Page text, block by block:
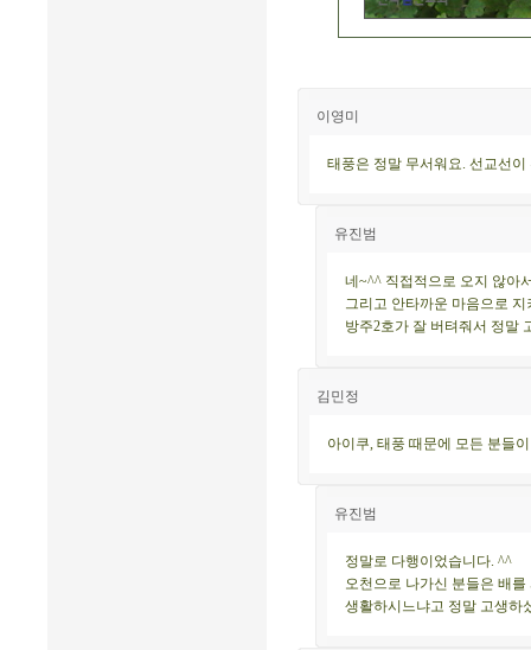
이영미
태풍은 정말 무서워요. 선교선
유진범
네~^^ 직접적으로 오지 않아
그리고 안타까운 마음으로
방주2호가 잘 버텨줘서 정말
김민정
아이쿠, 태풍 때문에 모든 분들
유진범
정말로 다행이었습니다. ^^
오천으로 나가신 분들은 배
생활하시느냐고 정말 고생하